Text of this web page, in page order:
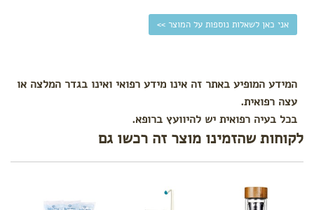
עיסוי
פרינאום
אני כאן לשאלות נוספות על המוצר >>
המידע המופיע באתר זה אינו מידע רפואי ואינו בגדר המלצה או
עצה רפואית.
בכל בעיה רפואית יש להיוועץ ברופא.
לקוחות שהזמינו מוצר זה רכשו גם